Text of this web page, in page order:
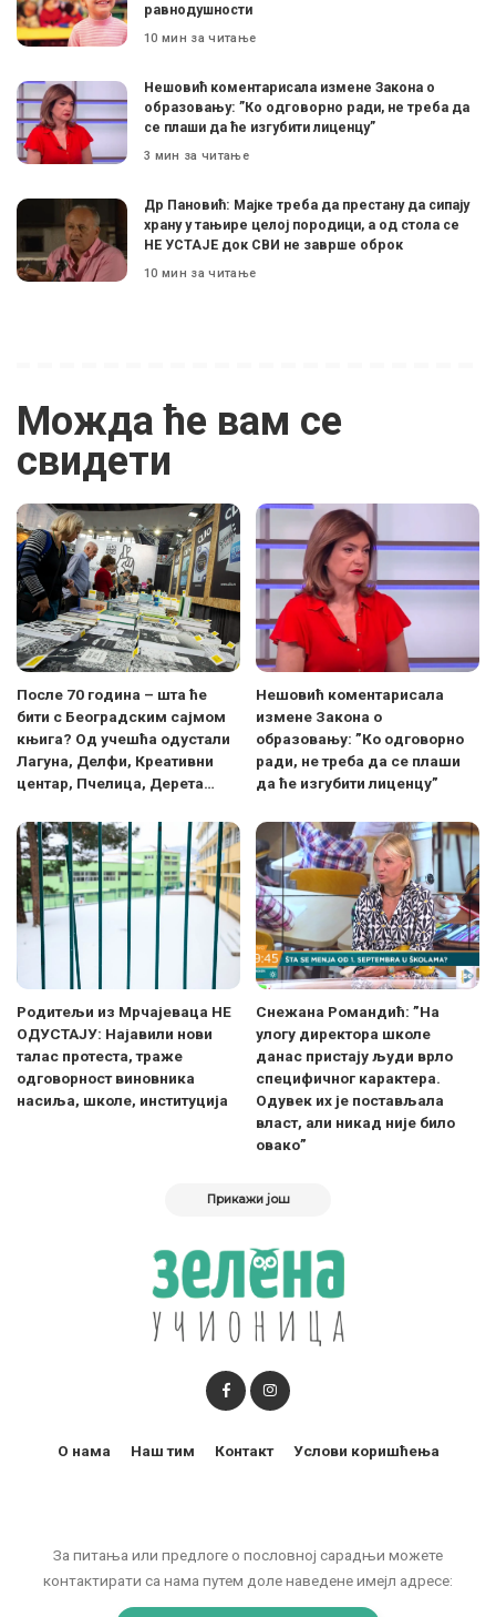
равнодушности
10 мин за читање
Нешовић коментарисала измене Закона о
образовању: ”Ко одговорно ради, не треба да
се плаши да ће изгубити лиценцу”
3 мин за читање
Др Пановић: Мајке треба да престану да сипају
храну у тањире целој породици, а од стола се
НЕ УСТАЈЕ док СВИ не заврше оброк
10 мин за читање
Можда ће вам се
свидети
После 70 година – шта ће
бити с Београдским сајмом
књига? Од учешћа одустали
Лагуна, Делфи, Креативни
центар, Пчелица, Дерета…
Нешовић коментарисала
измене Закона о
образовању: ”Ко одговорно
ради, не треба да се плаши
да ће изгубити лиценцу”
Родитељи из Мрчајеваца НЕ
ОДУСТАЈУ: Најавили нови
талас протеста, траже
одговорност виновника
насиља, школе, институција
Снежана Романдић: ”На
улогу директора школе
данас пристају људи врло
специфичног карактера.
Одувек их је постављала
власт, али никад није било
овако”
Прикажи још
За питања или предлоге о пословној сарадњи можете
контактирати са нама путем доле наведене имејл адресе:
О нама Наш тим Контакт Услови коришћења